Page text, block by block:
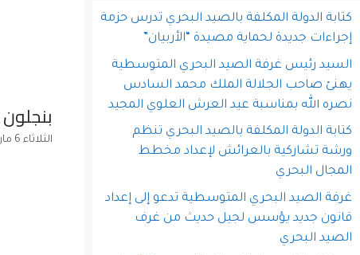
الثلاثاء 6 مارس 2018
كتابة الدولة المكلفة بالصيد البحري تدرس حزمة
إجراءات جديدة لحماية مصيدة “الأربيان”
السيد رئيس غرفة الصيد البحري المتوسطية
يهنئ صاحب الجلالة الملك محمد السادس
نصره الله بمناسبة عيد العرش العلوي المجيد
كتابة الدولة المكلفة بالصيد البحري تنظم
ورشة تشاركية بالعرائش لإعداد مخطط
المجال البحري
غرفة الصيد البحري المتوسطية تدعو إلى إعداد
قانون جديد يؤسس لجيل حديث من غرف
الصيد البحري